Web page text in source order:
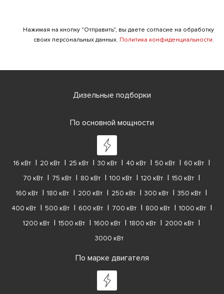
Нажимая на кнопку "Отправить", вы даете согласие на обработку
своих персональных данных. Политика конфиденциальности.
Дизельные подборки
По основной мощности
16 кВт 20 кВт 25 кВт 30 кВт 40 кВт 50 кВт
60 кВт
70 кВт
75 кВт 80 кВт 100 кВт 120 кВт
150 кВт
160 кВт
180 кВт 200 кВт 250 кВт 300 кВт
350 кВт
400 кВт
500 кВт 600 кВт 700 кВт 800 кВт
1000 кВт
1200 кВт
1500 кВт 1600 кВт 1800 кВт
2000 кВт
3000 кВт
По марке двигателя